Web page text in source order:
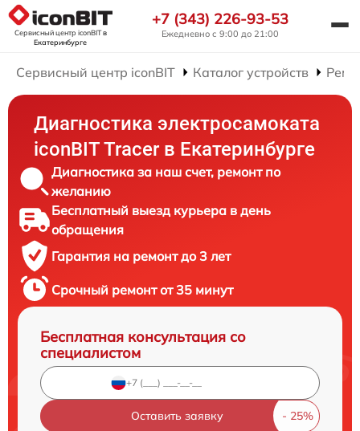
Сервисный центр iconBITв
Екатеринбурге
+7 (343) 226-93-53
Ежедневно с 9:00 до 21:00
Сервисный центр iconBIT Каталог устройств
Диагностика электросамоката
iconBIT Tracer в Екатеринбурге
Диагностика за наш счет, ремонт по
желанию
Бесплатный выезд курьера в день
обращения
Гарантия на ремонт до 3 лет
Срочный ремонт от 35 минут
Бесплатная консультация со
специалистом
Оставить заявку